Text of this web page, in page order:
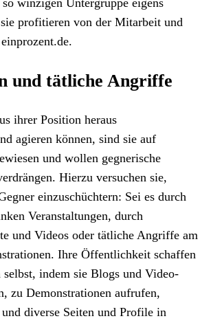
profitieren von der Mitarbeit und
und tätliche Angriffe
ihrer Position heraus
agieren können, sind sie auf
und wollen gegnerische
Hierzu versuchen sie,
einzuschüchtern: Sei es durch
Veranstaltungen, durch
und Videos oder tätliche Angriffe am
Ihre Öffentlichkeit schaffen
selbst, indem sie Blogs und Video-
zu Demonstrationen aufrufen,
und diverse Seiten und Profile in